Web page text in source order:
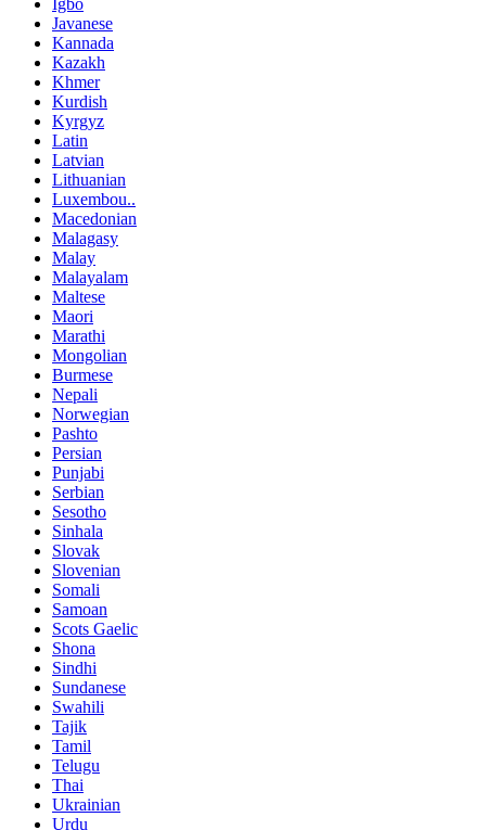
Igbo
Javanese
Kannada
Kazakh
Khmer
Kurdish
Kyrgyz
Latin
Latvian
Lithuanian
Luxembou..
Macedonian
Malagasy
Malay
Malayalam
Maltese
Maori
Marathi
Mongolian
Burmese
Nepali
Norwegian
Pashto
Persian
Punjabi
Serbian
Sesotho
Sinhala
Slovak
Slovenian
Somali
Samoan
Scots Gaelic
Shona
Sindhi
Sundanese
Swahili
Tajik
Tamil
Telugu
Thai
Ukrainian
Urdu